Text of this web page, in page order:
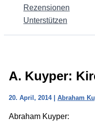
Rezensionen
Unterstützen
A. Kuyper:
20. April, 2014 | Abraham
Abraham Kuyper: